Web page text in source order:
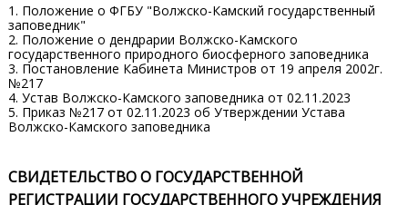
1. Положение о ФГБУ "Волжско-Камский государственный
заповедник"
2. Положение о дендрарии Волжско-Камского
государственного природного биосферного заповедника
3. Постановление Кабинета Министров от 19 апреля 2002г.
№217
4. Устав Волжско-Камского заповедника от 02.11.2023
5. Приказ №217 от 02.11.2023 об Утверждении Устава
Волжско-Камского заповедника
СВИДЕТЕЛЬСТВО О ГОСУДАРСТВЕННОЙ
РЕГИСТРАЦИИ ГОСУДАРСТВЕННОГО УЧРЕЖДЕНИЯ